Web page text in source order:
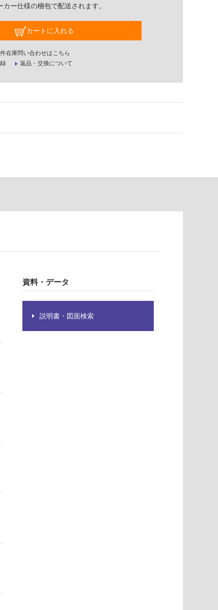
ー仕様の梱包で配送されます。
カートに入れる
在庫問い合わせはこちら
返品・交換について
資料・データ
説明書・図面検索